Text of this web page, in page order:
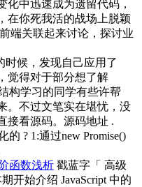
化中迅速成为遗留代码，
在你死我活的战场上脱颖
端关联起来讨论，探讨业
时候，发现自己应用了
觉得对于部分想了解
构学习的同学有些许帮
。不过文笔实在堪忧，没
接看源码。源码地址 .
的 ? 1:通过new Promise()
函数浅析 戳蓝字「 高级
开始介绍 JavaScript 中的